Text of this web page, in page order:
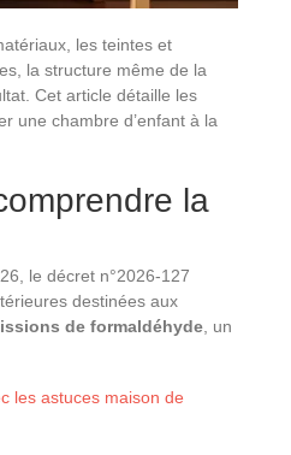
les teintes et
la structure même de la
Cet article détaille les
une chambre d’enfant à la
la
le décret n°2026-127
destinées aux
de formaldéhyde , un
les astuces maison de